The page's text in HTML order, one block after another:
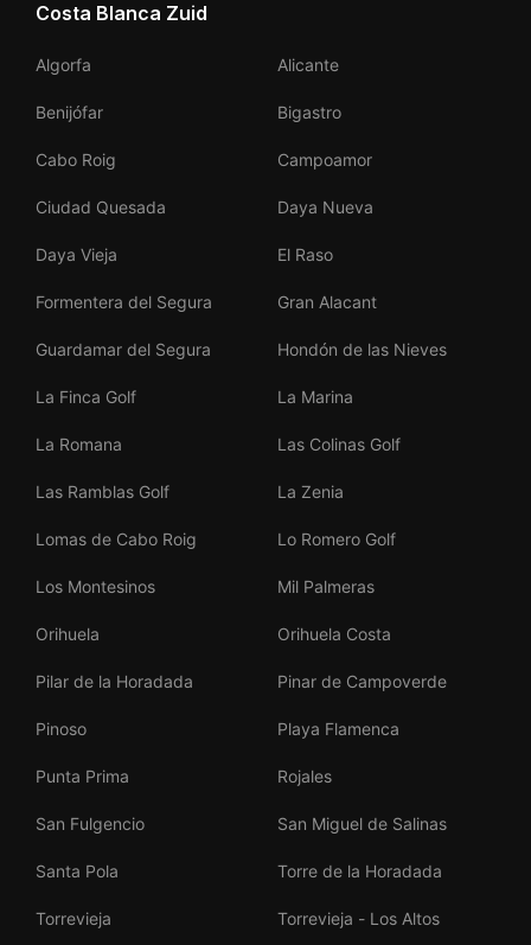
Costa Blanca Zuid
Algorfa Alicante
Benijófar Bigastro
Cabo Roig Campoamor
Ciudad Quesada Daya Nueva
Daya Vieja El Raso
Formentera del Segura Gran Alacant
Guardamar del Segura Hondón de las Nieves
La Finca Golf La Marina
La Romana Las Colinas Golf
Las Ramblas Golf La Zenia
Lomas de Cabo Roig Lo Romero Golf
Los Montesinos Mil Palmeras
Orihuela Orihuela Costa
Pilar de la Horadada Pinar de Campoverde
Pinoso Playa Flamenca
Punta Prima Rojales
San Fulgencio San Miguel de Salinas
Santa Pola Torre de la Horadada
Torrevieja Torrevieja - Los Altos